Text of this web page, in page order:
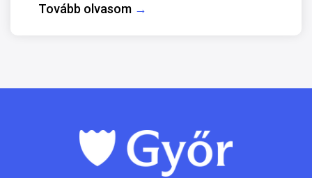
Tovább olvasom →